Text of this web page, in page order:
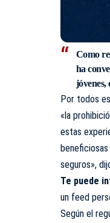
Como
ha
jóvenes,
Por todos
«la
estas
beneficiosas
seguros»,
Te puede
un feed
Según el